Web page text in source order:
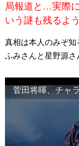
局報道と…実際
いう謎も残るよ
真相は本人のみぞ
ふみさんと星野源さ